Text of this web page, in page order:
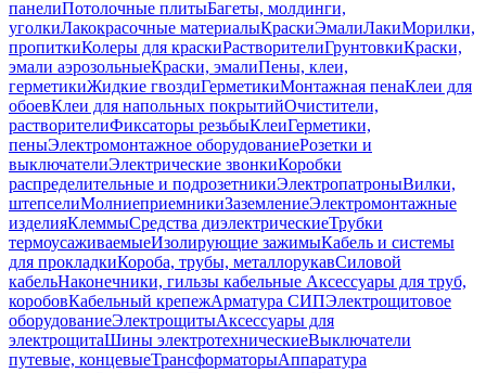
панелиПотолочные плитыБагеты, молдинги,
уголкиЛакокрасочные материалыКраскиЭмалиЛакиМорилки,
пропиткиКолеры для краскиРастворителиГрунтовкиКраски,
эмали аэрозольныеКраски, эмалиПены, клеи,
герметикиЖидкие гвоздиГерметикиМонтажная пенаКлеи для
обоевКлеи для напольных покрытийОчистители,
растворителиФиксаторы резьбыКлеиГерметики,
пеныЭлектромонтажное оборудованиеРозетки и
выключателиЭлектрические звонкиКоробки
распределительные и подрозетникиЭлектропатроныВилки,
штепселиМолниеприемникиЗаземлениеЭлектромонтажные
изделияКлеммыСредства диэлектрическиеТрубки
термоусаживаемыеИзолирующие зажимыКабель и системы
для прокладкиКороба, трубы, металлорукавСиловой
кабельНаконечники, гильзы кабельные Аксессуары для труб,
коробовКабельный крепежАрматура СИПЭлектрощитовое
оборудованиеЭлектрощитыАксессуары для
электрощитаШины электротехническиеВыключатели
путевые, концевыеТрансформаторыАппаратура